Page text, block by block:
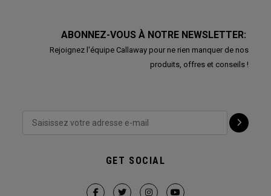
ABONNEZ-VOUS À NOTRE NEWSLETTER:
Rejoignez l'équipe Callaway pour ne rien manquer de nos
produits, offres et conseils !
GET SOCIAL